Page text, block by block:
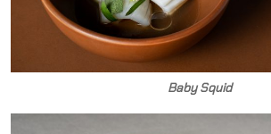
Baby Squid